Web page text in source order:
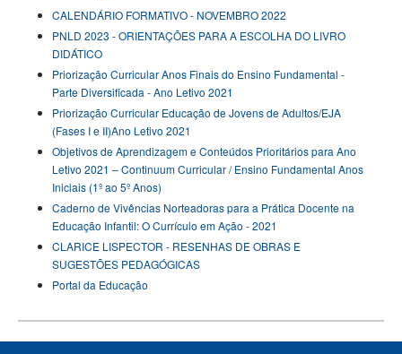
CALENDÁRIO FORMATIVO - NOVEMBRO 2022
PNLD 2023 - ORIENTAÇÕES PARA A ESCOLHA DO LIVRO
DIDÁTICO
Priorização Curricular Anos Finais do Ensino Fundamental -
Parte Diversificada - Ano Letivo 2021
Priorização Curricular Educação de Jovens de Adultos/EJA
(Fases I e II)Ano Letivo 2021
Objetivos de Aprendizagem e Conteúdos Prioritários para Ano
Letivo 2021 – Continuum Curricular / Ensino Fundamental Anos
Iniciais (1º ao 5º Anos)
Caderno de Vivências Norteadoras para a Prática Docente na
Educação Infantil: O Currículo em Ação - 2021
CLARICE LISPECTOR - RESENHAS DE OBRAS E
SUGESTÕES PEDAGÓGICAS
Portal da Educação